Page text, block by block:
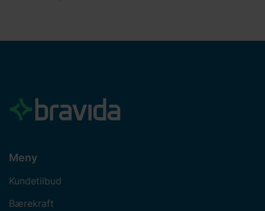
Meny
Kundetilbud
Bærekraft